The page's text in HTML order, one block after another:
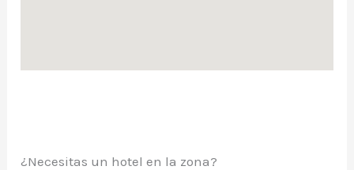
¿Necesitas un hotel en la zona?